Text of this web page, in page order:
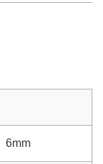
6mm